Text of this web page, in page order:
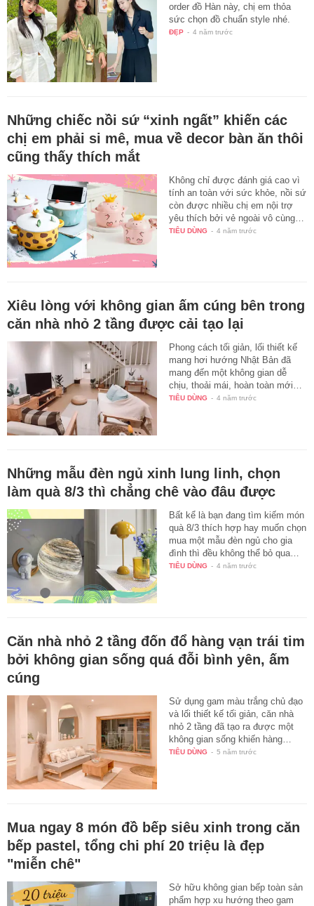
order đồ Hàn này, chị em thỏa
sức chọn đồ chuẩn style nhé.
ĐẸP - 4 năm trước
Những chiếc nồi sứ “xinh ngất” khiến các
chị em phải si mê, mua về decor bàn ăn thôi
cũng thấy thích mắt
Không chỉ được đánh giá cao vì
tính an toàn với sức khỏe, nồi sứ
còn được nhiều chị em nội trợ
yêu thích bởi vẻ ngoài vô cùng…
TIÊU DÙNG - 4 năm trước
Xiêu lòng với không gian ấm cúng bên trong
căn nhà nhỏ 2 tầng được cải tạo lại
Phong cách tối giản, lối thiết kế
mang hơi hướng Nhật Bản đã
mang đến một không gian dễ
chịu, thoải mái, hoàn toàn mới…
TIÊU DÙNG - 4 năm trước
Những mẫu đèn ngủ xinh lung linh, chọn
làm quà 8/3 thì chẳng chê vào đâu được
Bất kể là bạn đang tìm kiếm món
quà 8/3 thích hợp hay muốn chọn
mua một mẫu đèn ngủ cho gia
đình thì đều không thể bỏ qua…
TIÊU DÙNG - 4 năm trước
Căn nhà nhỏ 2 tầng đốn đổ hàng vạn trái tim
bởi không gian sống quá đỗi bình yên, ấm
cúng
Sử dụng gam màu trắng chủ đạo
và lối thiết kế tối giản, căn nhà
nhỏ 2 tầng đã tạo ra được một
không gian sống khiến hàng…
TIÊU DÙNG - 5 năm trước
Mua ngay 8 món đồ bếp siêu xinh trong căn
bếp pastel, tổng chi phí 20 triệu là đẹp
"miễn chê"
Sở hữu không gian bếp toàn sản
phẩm hợp xu hướng theo gam